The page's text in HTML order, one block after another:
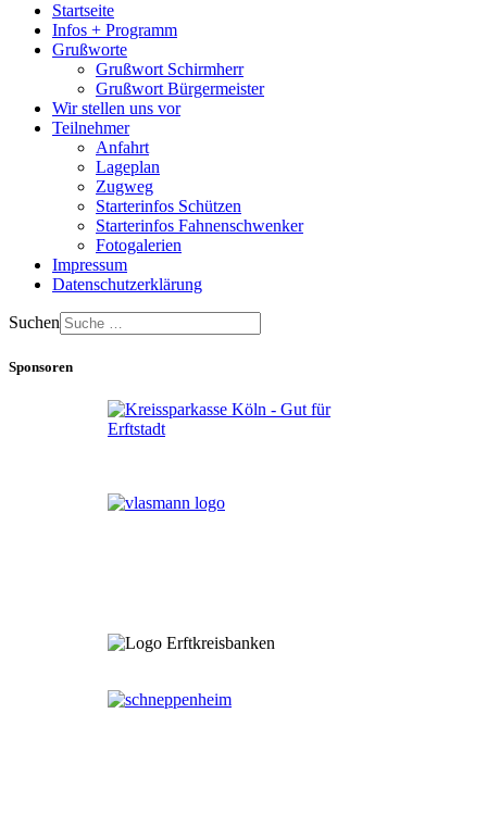
Startseite
Infos + Programm
Grußworte
Grußwort Schirmherr
Grußwort Bürgermeister
Wir stellen uns vor
Teilnehmer
Anfahrt
Lageplan
Zugweg
Starterinfos Schützen
Starterinfos Fahnenschwenker
Fotogalerien
Impressum
Datenschutzerklärung
Suchen
Sponsoren